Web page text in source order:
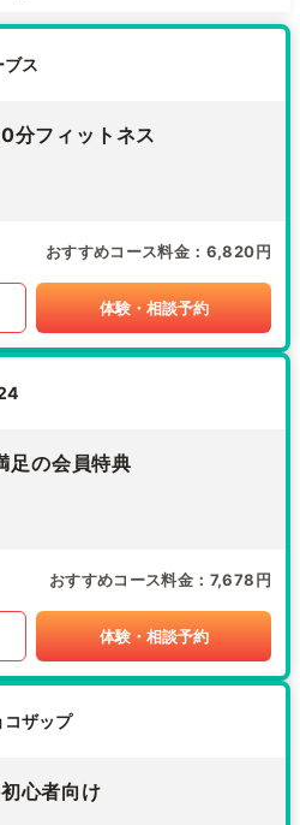
ブス
分フィットネス
おすすめコース料金 6,820円
体験・相談予約
足の会員特典
おすすめコース料金 7,678円
体験・相談予約
コザップ
心者向け